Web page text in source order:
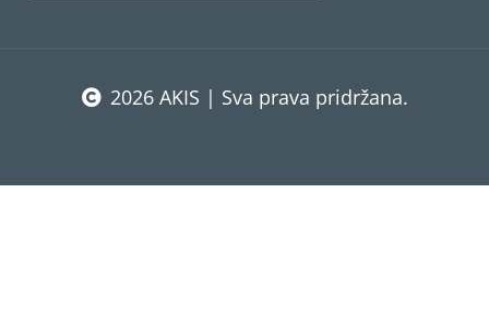
2026 AKIS | Sva prava pridržana.